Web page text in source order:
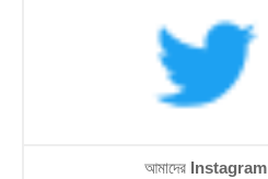
আমাদের Instagram